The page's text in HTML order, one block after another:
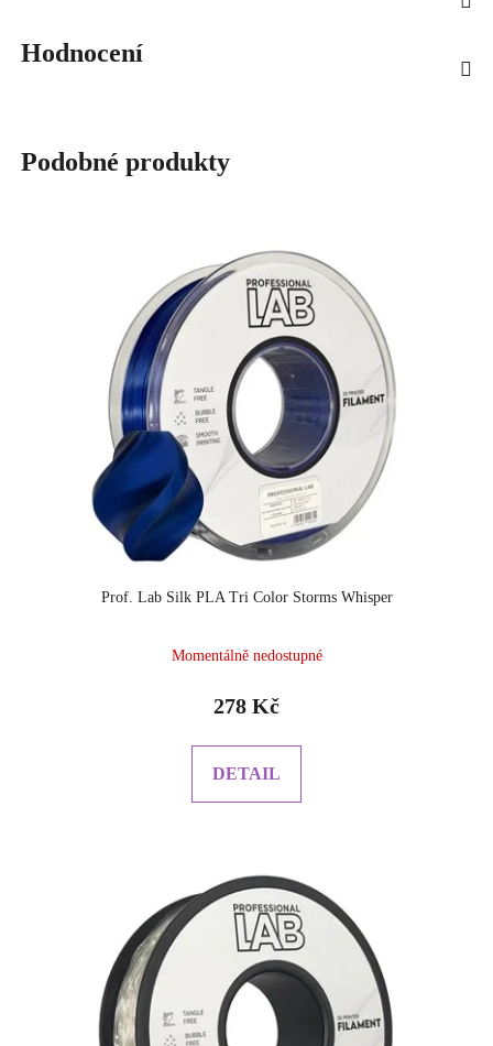
Hodnocení
Podobné produkty
Prof. Lab Silk PLA Tri Color Storms Whisper
Momentálně nedostupné
278 Kč
DETAIL